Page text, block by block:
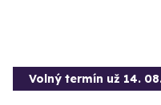
Volný termín už 14.